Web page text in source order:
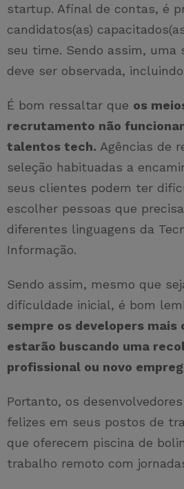
startup. Afinal de contas, é
candidatos(as)
seu time. Sendo assim, uma
deve ser observada,
É bom ressaltar que os
recrutamento não
talentos tech. Agências de
seleção habituadas a
seus clientes podem ter
escolher pessoas que
diferentes linguagens da
Informação.
Sendo assim, mesmo que
dificuldade inicial, é bom
sempre os developers mais
estarão buscando uma
profissional ou novo
Portanto, os
felizes em seus postos de
que oferecem piscina de
trabalho remoto com